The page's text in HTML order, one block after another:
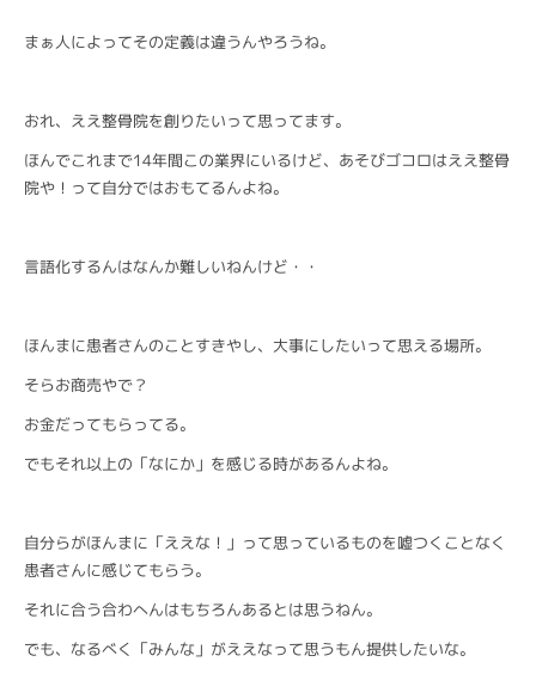
まぁ人によってその定義は違うんやろうね。
おれ、ええ整骨院を創りたいって思ってます。
ほんでこれまで14年間この業界にいるけど、あそびゴコロはええ整骨
院や！って自分ではおもてるんよね。
言語化するんはなんか難しいねんけど・・
ほんまに患者さんのことすきやし、大事にしたいって思える場所。
そらお商売やで？
お金だってもらってる。
でもそれ以上の「なにか」を感じる時があるんよね。
自分らがほんまに「ええな！」って思っているものを嘘つくことなく
患者さんに感じてもらう。
それに合う合わへんはもちろんあるとは思うねん。
でも、なるべく「みんな」がええなって思うもん提供したいな。